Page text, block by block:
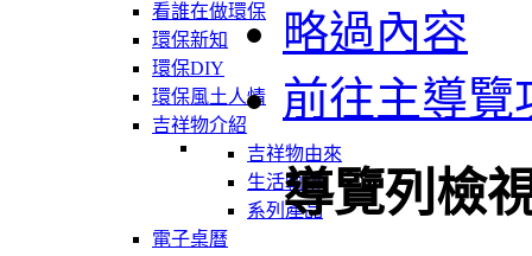
看誰在做環保
環保新知
環保DIY
環保風土人情
吉祥物介紹
吉祥物由來
生活軌跡
系列產品
電子桌曆
略過內容
前往主導覽
導覽列檢